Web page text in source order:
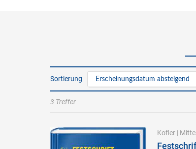
Sortierung Erscheinungsdatum absteigend
3 Treffer
Kofler|